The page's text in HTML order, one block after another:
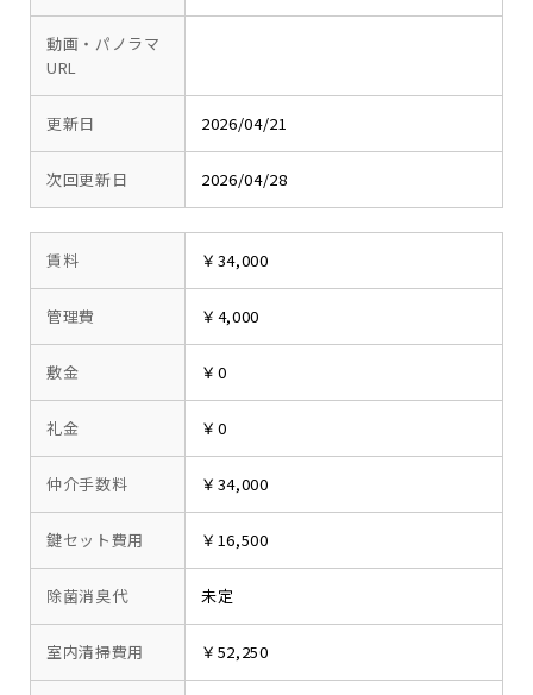
動画・パノラマ
URL
更新日 2026/04/21
次回更新日 2026/04/28
賃料 ￥34,000
管理費 ￥4,000
敷金 ￥0
礼金 ￥0
仲介手数料 ￥34,000
鍵セット費用 ￥16,500
除菌消臭代 未定
室内清掃費用 ￥52,250